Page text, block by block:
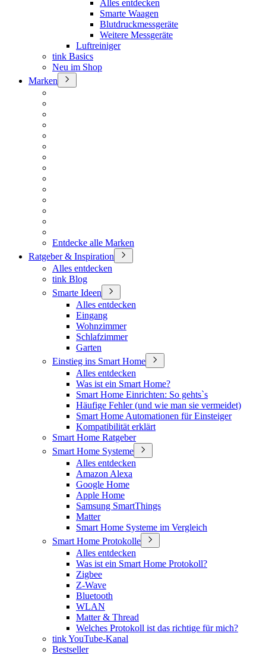
Alles entdecken
Smarte Waagen
Blutdruckmessgeräte
Weitere Messgeräte
Luftreiniger
tink Basics
Neu im Shop
Marken
Entdecke alle Marken
Ratgeber & Inspiration
Alles entdecken
tink Blog
Smarte Ideen
Alles entdecken
Eingang
Wohnzimmer
Schlafzimmer
Garten
Einstieg ins Smart Home
Alles entdecken
Was ist ein Smart Home?
Smart Home Einrichten: So gehts`s
Häufige Fehler (und wie man sie vermeidet)
Smart Home Automationen für Einsteiger
Kompatibilität erklärt
Smart Home Ratgeber
Smart Home Systeme
Alles entdecken
Amazon Alexa
Google Home
Apple Home
Samsung SmartThings
Matter
Smart Home Systeme im Vergleich
Smart Home Protokolle
Alles entdecken
Was ist ein Smart Home Protokoll?
Zigbee
Z-Wave
Bluetooth
WLAN
Matter & Thread
Welches Protokoll ist das richtige für mich?
tink YouTube-Kanal
Bestseller